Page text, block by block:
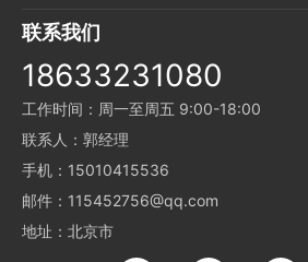
联系我们
18633231080
工作时间：周一至周五 9:00-18:00
联系人：郭经理
手机：15010415536
邮件：115452756@qq.com
地址：北京市